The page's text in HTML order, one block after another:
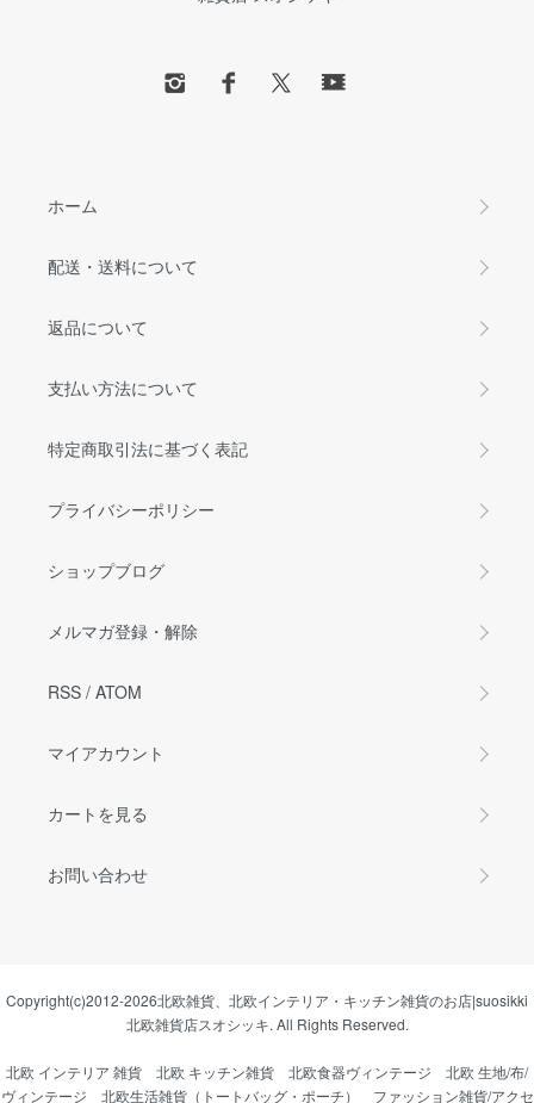
ホーム
配送・送料について
返品について
支払い方法について
特定商取引法に基づく表記
プライバシーポリシー
ショップブログ
メルマガ登録・解除
RSS / ATOM
マイアカウント
カートを見る
お問い合わせ
Copyright(c)2012-2026北欧雑貨、北欧インテリア・キッチン雑貨のお店|suosikki
北欧雑貨店スオシッキ. All Rights Reserved.
北欧 インテリア 雑貨 北欧 キッチン雑貨 北欧食器ヴィンテージ
北欧 生地/布/
ヴィンテージ
北欧生活雑貨（トートバッグ・ポーチ） ファッション雑貨/アクセ